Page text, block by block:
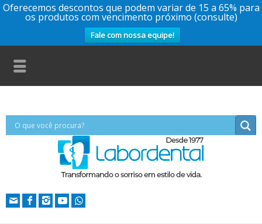
Oferecemos descontos que podem variar de 15 a 65% para
os produtos com vencimento próximo (consulte)
Fale com nossa equipe!